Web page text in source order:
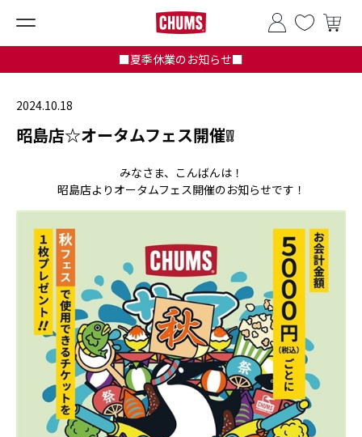
■夏季休業のお知らせ■
2024.10.18
昭島店☆オータムフェス開催❕❕
みなさま、こんばんは！
昭島店よりオータムフェス開催のお知らせです！